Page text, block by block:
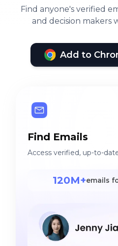
Find anyone's verified
and decision makers
Add to
Find Emails
Access verified, up-to-
120M+emails